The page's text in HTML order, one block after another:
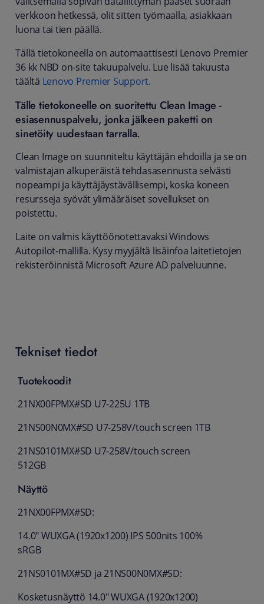
verkkoon hetkessä, olit sitten työmaalla, asiakkaan
luona tai tien päällä.
Tällä tietokoneella on automaattisesti Lenovo Premier
36 kk NBD on-site takuupalvelu. Lue lisää takuusta
täältä Lenovo Premier Support.
Tälle tietokoneelle on suoritettu Clean Image -
esiasennuspalvelu, jonka jälkeen paketti on
sinetöity uudestaan tarralla.
Clean Image on suunniteltu käyttäjän ehdoilla ja se on
valmistajan alkuperäistä tehdasasennusta selvästi
nopeampi ja käyttäjäystävällisempi, koska koneen
resursseja syövät ylimääräiset sovellukset on
poistettu.
Laite on valmis käyttöönotettavaksi Windows
Autopilot-mallilla. Kysy myyjältä lisäinfoa laitetietojen
rekisteröinnistä Microsoft Azure AD palveluunne.
Tekniset tiedot
Tuotekoodit
21NX00FPMX#SD U7-225U 1TB
21NS00N0MX#SD U7-258V/touch screen 1TB
21NS0101MX#SD U7-258V/touch screen
512GB
Näyttö
21NX00FPMX#SD:
14.0" WUXGA (1920x1200) IPS 500nits 100%
sRGB
21NS0101MX#SD ja 21NS00N0MX#SD:
Kosketusnäyttö 14.0" WUXGA (1920x1200)